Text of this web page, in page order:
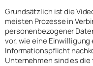
Grundsätzlich ist die
meisten Prozesse in
personenbezogener
vor, wie eine
Informationspflicht
Unternehmen sind es